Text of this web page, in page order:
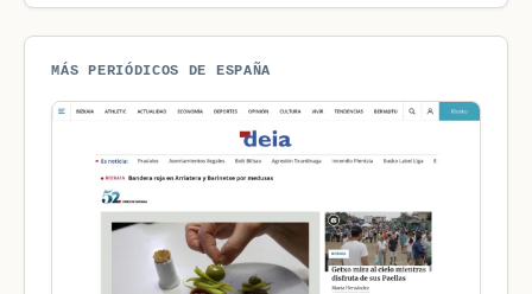
MÁS PERIÓDICOS DE ESPAÑA